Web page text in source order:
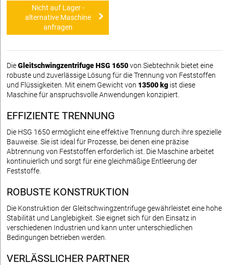
Nicht auf Lager -
alternative Maschine
anfragen
DieGleitschwingzentrifuge HSG 1650von Siebtechnik bietet eine
robuste und zuverlässige Lösung für die Trennung von Feststoffen
und Flüssigkeiten. Mit einem Gewicht von 13500 kg ist diese
Maschine für anspruchsvolle Anwendungen konzipiert.
EFFIZIENTE TRENNUNG
Die HSG 1650 ermöglicht eine effektive Trennung durch ihre spezielle
Bauweise. Sie ist ideal für Prozesse, bei denen eine präzise
Abtrennung von Feststoffen erforderlich ist. Die Maschine arbeitet
kontinuierlich und sorgt für eine gleichmäßige Entleerung der
Feststoffe.
ROBUSTE KONSTRUKTION
Die Konstruktion der Gleitschwingzentrifuge gewährleistet eine hohe
Stabilität und Langlebigkeit. Sie eignet sich für den Einsatz in
verschiedenen Industrien und kann unter unterschiedlichen
Bedingungen betrieben werden.
VERLÄSSLICHER PARTNER